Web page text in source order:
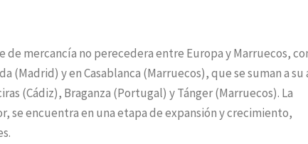
mercancía no perecedera entre Europa y Marruecos,
(Madrid) y en Casablanca (Marruecos), que se suman a
(Cádiz), Braganza (Portugal) y Tánger (Marruecos). La
se encuentra en una etapa de expansión y crecimiento,